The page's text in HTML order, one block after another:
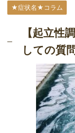
★症状名★コラム
【起立性
しての質問